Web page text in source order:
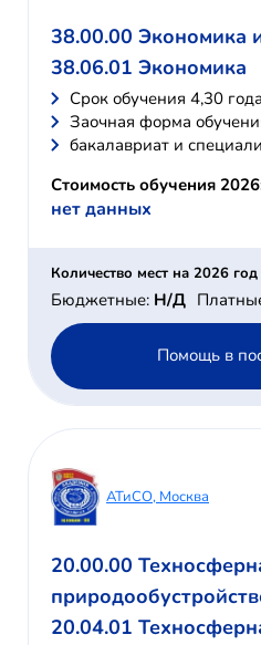
38.00.00 Экономика
38.06.01 Экономика
Cрок обучения 4,30 года
Заочная форма
бакалавриат и
Стоимость обучения
нет данных
Количество мест на 2026 год
Бюджетные: Н/Д
Помощь в
АТиСО, Москва
20.00.00
20.04.01